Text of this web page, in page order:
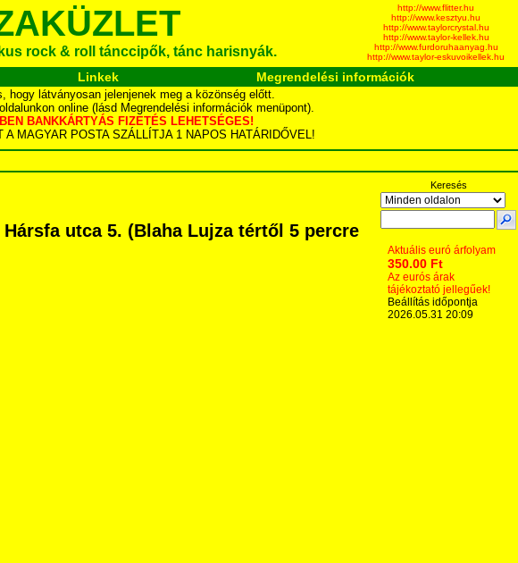
rock & roll tánccipők, tánc harisnyák.
http://www.flitter.hu
http://www.kesztyu.hu
http://www.taylorcrystal.hu
http://www.taylor-kellek.hu
http://www.furdoruhaanyag.hu
http://www.taylor-eskuvoikellek.hu
Linkek Megrendelési információk
látványosan jelenjenek meg a közönség előtt.
online (lásd Megrendelési információk menüpont).
BANKKÁRTYÁS FIZETÉS LEHETSÉGES!
MAGYAR POSTA SZÁLLÍTJA 1 NAPOS HATÁRIDŐVEL!
utca 5. (Blaha Lujza tértől 5 percre
Keresés
Aktuális euró árfolyam
350.00 Ft
Az eurós árak
tájékoztató jellegűek!
Beállítás időpontja
2026.05.31 20:09